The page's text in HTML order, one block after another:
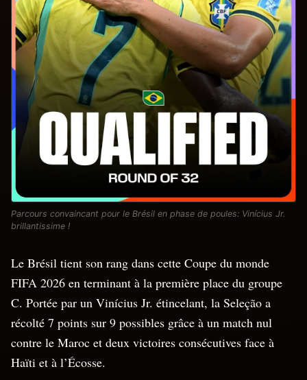
Parcours convaincant pour le Brésil en phase de poules: Vinícius Jr.
brillantissime !
Le Brésil tient son rang dans cette Coupe du monde
FIFA 2026 en terminant à la première place du groupe
C. Portée par un Vinícius Jr. étincelant, la Seleção a
récolté 7 points sur 9 possibles grâce à un match nul
contre le Maroc et deux victoires consécutives face à
Haïti et à l’Écosse.